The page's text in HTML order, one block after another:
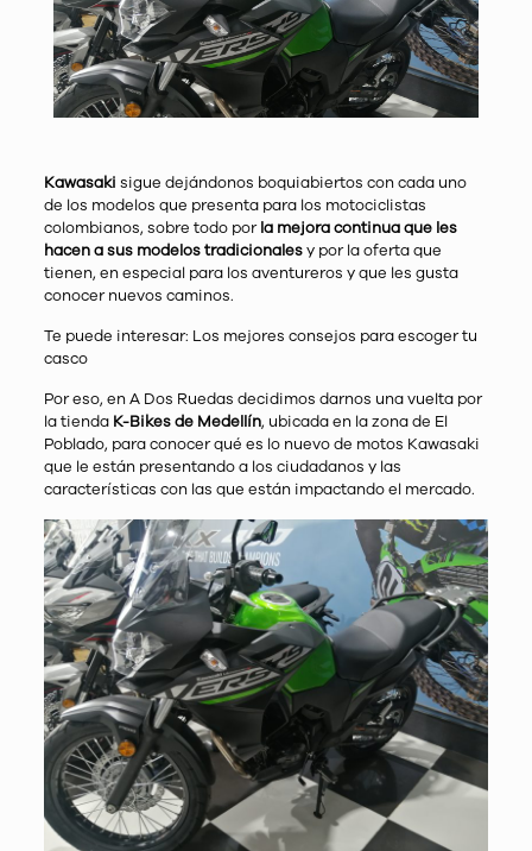
Kawasaki sigue dejándonos boquiabiertos con cada uno
de los modelos que presenta para los motociclistas
colombianos, sobre todo porla mejora continua que les
hacen a sus modelos tradicionalesy por la oferta que
tienen, en especial para los aventureros y que les gusta
conocer nuevos caminos.
Te puede interesar: Los mejores consejos para escoger tu
casco
Por eso, en A Dos Ruedas decidimos darnos una vuelta por
la tienda K-Bikes de Medellín, ubicada en la zona de El
Poblado, para conocer qué es lo nuevo de motos Kawasaki
que le están presentando a los ciudadanos y las
características con las que están impactando el mercado.